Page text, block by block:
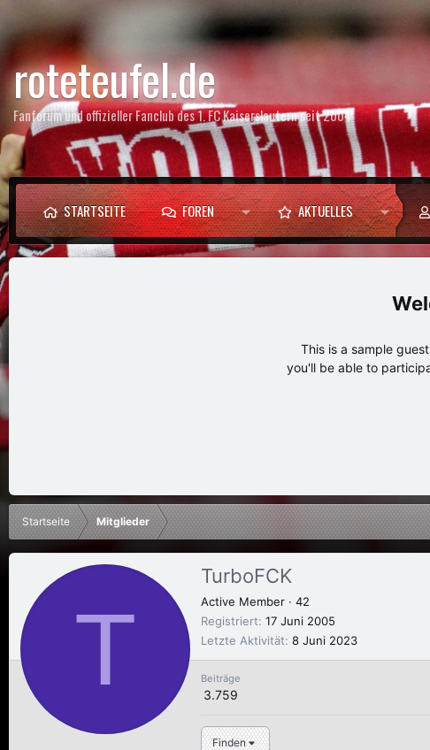
roteteufel.de
Fanforum und offizieller Fanclub des 1. FC Kaiserslautern seit 2004
STARTSEITE FOREN AKTUELLES
This is a sample
you'll be able to
Startseite Mitglieder
T
TurboFCK
Active Member · 42
Registriert 17 Juni 2005
Letzte Aktivität 8 Juni 2023
Beiträge
3.759
Finden